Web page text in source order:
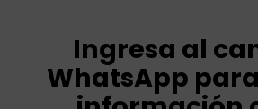
Ingresa al
WhatsApp